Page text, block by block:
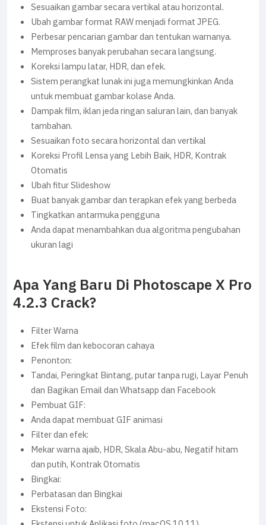
Sesuaikan gambar secara vertikal atau horizontal.
Ubah gambar format RAW menjadi format JPEG.
Perbesar pencarian gambar dan tentukan warnanya.
Memproses banyak perubahan secara langsung.
Koreksi lampu latar, HDR, dan efek.
Sistem perangkat lunak ini juga memungkinkan Anda
untuk membuat gambar kolase Anda.
Dampak film, iklan jeda ringan saluran lain, dan banyak
tambahan.
Sesuaikan foto secara horizontal dan vertikal
Koreksi Profil Lensa yang Lebih Baik, HDR, Kontrak
Otomatis
Ubah fitur Slideshow
Buat banyak gambar dan terapkan efek yang berbeda
Tingkatkan antarmuka pengguna
Anda dapat menambahkan dua algoritma pengubahan
ukuran lagi
Apa Yang Baru Di Photoscape X Pro
4.2.3 Crack?
Filter Warna
Efek film dan kebocoran cahaya
Penonton:
Tandai, Peringkat Bintang, putar tanpa rugi, Layar Penuh
dan Bagikan Email dan Whatsapp dan Facebook
Pembuat GIF:
Anda dapat membuat GIF animasi
Filter dan efek:
Mekar warna ajaib, HDR, Skala Abu-abu, Negatif hitam
dan putih, Kontrak Otomatis
Bingkai:
Perbatasan dan Bingkai
Ekstensi Foto: